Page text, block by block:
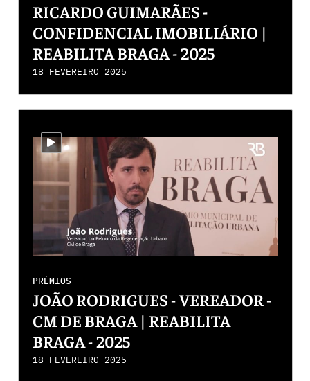
RICARDO GUIMARÃES -
CONFIDENCIAL IMOBILIÁRIO |
REABILITA BRAGA - 2025
18 FEVEREIRO 2025
i-video
PRÉMIOS
JOÃO RODRIGUES - VEREADOR -
CM DE BRAGA | REABILITA
BRAGA - 2025
18 FEVEREIRO 2025